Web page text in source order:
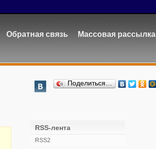
Обратная связь Массовая рассылка
Поделиться…
RSS-лента
RSS2